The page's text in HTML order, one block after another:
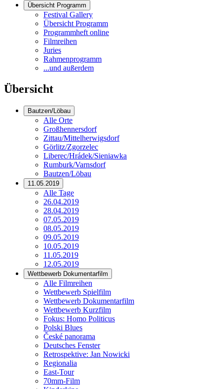
Übersicht Programm
Festival Gallery
Übersicht Programm
Programmheft online
Filmreihen
Juries
Rahmenprogramm
...und außerdem
Übersicht
Bautzen/Löbau
Alle Orte
Großhennersdorf
Zittau/Mittelherwigsdorf
Görlitz/Zgorzelec
Liberec/Hrádek/Sieniawka
Rumburk/Varnsdorf
Bautzen/Löbau
11.05.2019
Alle Tage
26.04.2019
28.04.2019
07.05.2019
08.05.2019
09.05.2019
10.05.2019
11.05.2019
12.05.2019
Wettbewerb Dokumentarfilm
Alle Filmreihen
Wettbewerb Spielfilm
Wettbewerb Dokumentarfilm
Wettbewerb Kurzfilm
Fokus: Homo Politicus
Polski Blues
České panorama
Deutsches Fenster
Retrospektive: Jan Nowicki
Regionalia
East-Tour
70mm-Film